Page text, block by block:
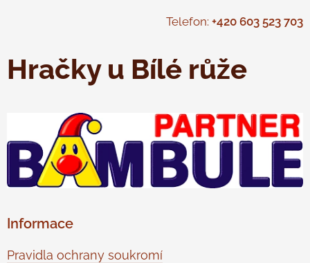
Telefon: +420 603 523 703
Hračky u Bílé růže
Informace
Pravidla ochrany soukromí